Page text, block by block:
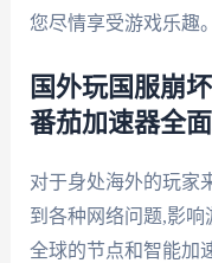
您尽情享受游戏乐趣。
国外玩国服崩
番茄加速器全
对于身处海外的玩家
到各种网络问题,影
全球的节点和智能加